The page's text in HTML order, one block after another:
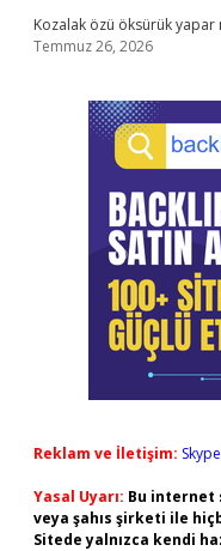
Kozalak özü öksürük yapar
Temmuz 26, 2026
Reklam ve İletişim:
Yasal Uyarı: Bu internet
veya şahıs şirketi ile
Sitede yalnızca kendi